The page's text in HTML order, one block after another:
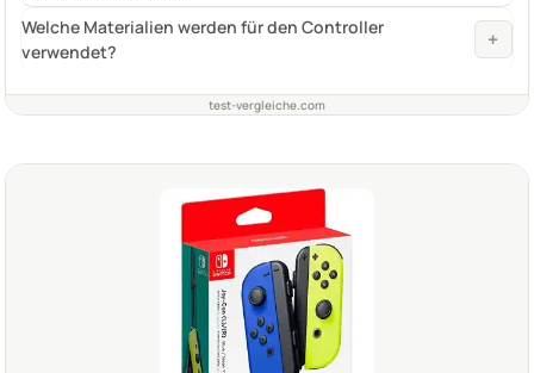
Welche Materialien werden für den Controller
verwendet?
+
test-vergleiche.com